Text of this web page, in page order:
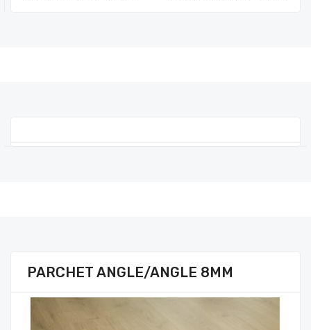
PARCHET ANGLE/ANGLE 8MM